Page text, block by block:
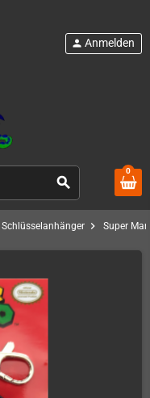
search
person Anmelden
0
Schlüsselanhänger chevron_right Super